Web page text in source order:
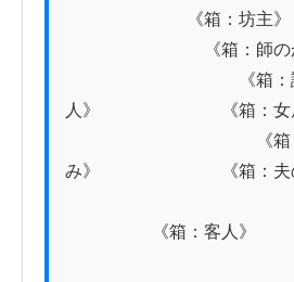
《箱：坊主》
《箱：師のかた
《箱：諸民
人》　　　　　　　《箱：女
《箱：我身
み》　　　　　　　《箱：夫
《箱：客人》